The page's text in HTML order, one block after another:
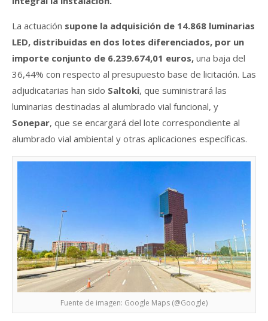
La actuación supone la adquisición de 14.868 luminarias
LED, distribuidas en dos lotes diferenciados, por un
importe conjunto de 6.239.674,01 euros, una baja del
36,44% con respecto al presupuesto base de licitación. Las
adjudicatarias han sido Saltoki, que suministrará las
luminarias destinadas al alumbrado vial funcional, y
Sonepar, que se encargará del lote correspondiente al
alumbrado vial ambiental y otras aplicaciones específicas.
Fuente de imagen: Google Maps (@Google)